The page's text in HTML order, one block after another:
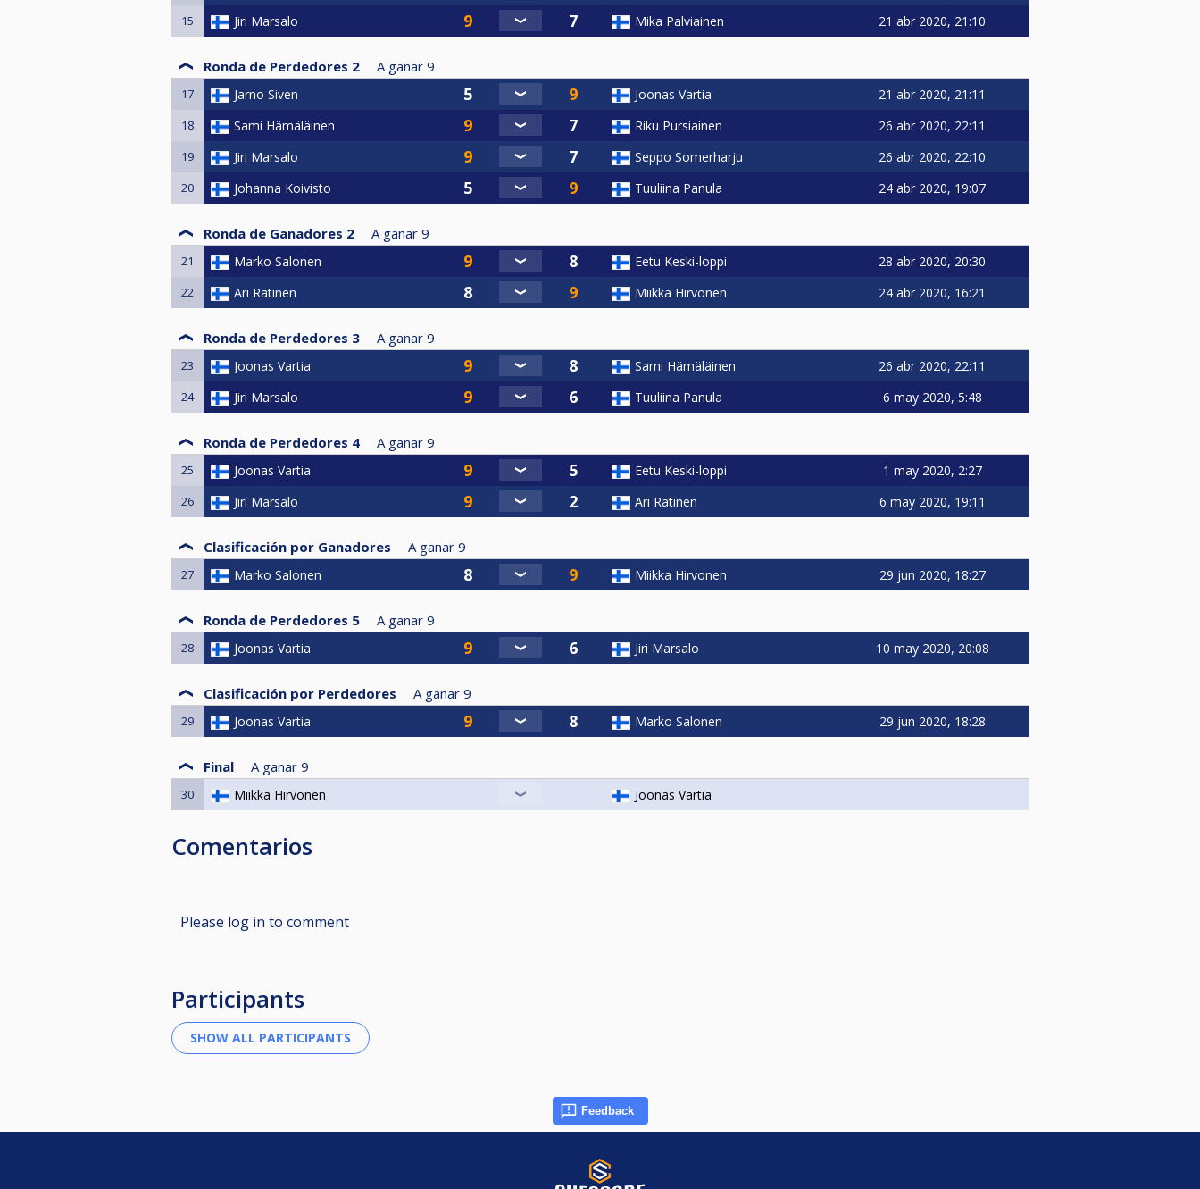
15 Jiri Marsalo Mika Palviainen 21 abr 2020, 21:10
Ronda de Perdedores 2 A ganar 9
17 Jarno Siven Joonas Vartia 21 abr 2020, 21:11
18 Sami Hämäläinen Riku Pursiainen 26 abr 2020, 22:11
19 Jiri Marsalo Seppo Somerharju 26 abr 2020, 22:10
20 Johanna Koivisto Tuuliina Panula 24 abr 2020, 19:07
Ronda de Ganadores 2 A ganar 9
21 Marko Salonen Eetu Keski-loppi 28 abr 2020, 20:30
22 Ari Ratinen Miikka Hirvonen 24 abr 2020, 16:21
Ronda de Perdedores 3 A ganar 9
23 Joonas Vartia Sami Hämäläinen 26 abr 2020, 22:11
24 Jiri Marsalo Tuuliina Panula 6 may 2020, 5:48
Ronda de Perdedores 4 A ganar 9
25 Joonas Vartia Eetu Keski-loppi 1 may 2020, 2:27
26 Jiri Marsalo Ari Ratinen 6 may 2020, 19:11
Clasificación por Ganadores A ganar 9
27 Marko Salonen Miikka Hirvonen 29 jun 2020, 18:27
Ronda de Perdedores 5 A ganar 9
28 Joonas Vartia Jiri Marsalo 10 may 2020, 20:08
Clasificación por Perdedores A ganar 9
29 Joonas Vartia Marko Salonen 29 jun 2020, 18:28
Final A ganar 9
30 Miikka Hirvonen Joonas Vartia
Comentarios
Please log in to comment
Participants
Feedback